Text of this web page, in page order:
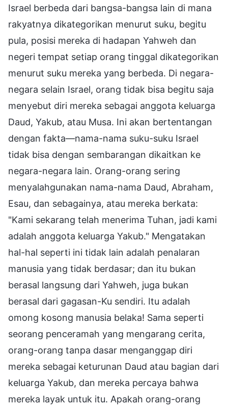
Israel berbeda dari bangsa-bangsa lain di mana
rakyatnya dikategorikan menurut suku, begitu
pula, posisi mereka di hadapan Yahweh dan
negeri tempat setiap orang tinggal dikategorikan
menurut suku mereka yang berbeda. Di negara-
negara selain Israel, orang tidak bisa begitu saja
menyebut diri mereka sebagai anggota keluarga
Daud, Yakub, atau Musa. Ini akan bertentangan
dengan fakta—nama-nama suku-suku Israel
tidak bisa dengan sembarangan dikaitkan ke
negara-negara lain. Orang-orang sering
menyalahgunakan nama-nama Daud, Abraham,
Esau, dan sebagainya, atau mereka berkata:
"Kami sekarang telah menerima Tuhan, jadi kami
adalah anggota keluarga Yakub." Mengatakan
hal-hal seperti ini tidak lain adalah penalaran
manusia yang tidak berdasar; dan itu bukan
berasal langsung dari Yahweh, juga bukan
berasal dari gagasan-Ku sendiri. Itu adalah
omong kosong manusia belaka! Sama seperti
seorang penceramah yang mengarang cerita,
orang-orang tanpa dasar menganggap diri
mereka sebagai keturunan Daud atau bagian dari
keluarga Yakub, dan mereka percaya bahwa
mereka layak untuk itu. Apakah orang-orang